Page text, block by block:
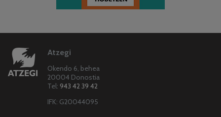
Atzegi
Okendo 6, behea
20004 Donostia
Tel: 943 42 39 42
IFK: G20044095